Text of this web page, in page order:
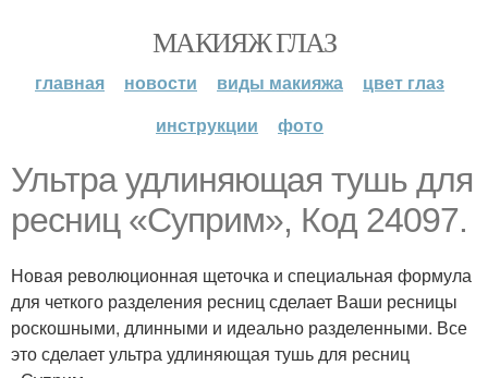
МАКИЯЖ ГЛАЗ
главная новости виды макияжа
цвет глаз
инструкции
фото
Ультра удлиняющая тушь для
ресниц «Суприм», Код 24097.
Новая революционная щеточка и специальная формула
для четкого разделения ресниц сделает Ваши ресницы
роскошными, длинными и идеально разделенными. Все
это сделает ультра удлиняющая тушь для ресниц